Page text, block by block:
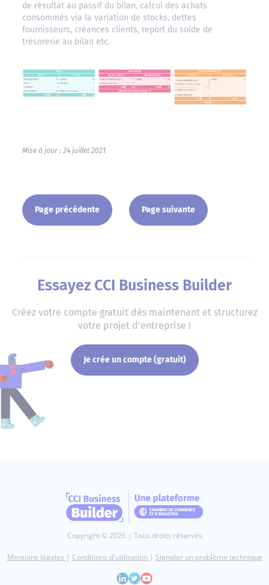
de résultat au passif du bilan, calcul des achats
consommés via la variation de stocks, dettes
fournisseurs, créances clients, report du solde de
trésorerie au bilan etc.
Mise à jour : 24 juillet 2021
Page précédente Page suivante
Essayez CCI Business Builder
Créez votre compte gratuit dès maintenant et structurez
votre projet d'entreprise !
Je crée un compte (gratuit)
Copyright © 2026 | Tous droits réservés
Mentions légales | Conditions d'utilisation | Signaler un problème technique